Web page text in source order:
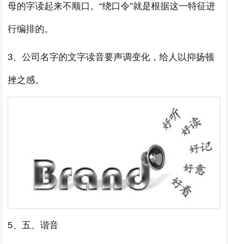
母的字读起来不顺口。“绕口令”就是根据这一特征进
行编排的。
3、公司名字的文字读音要声调变化，给人以抑扬顿
挫之感。
5、五、谐音